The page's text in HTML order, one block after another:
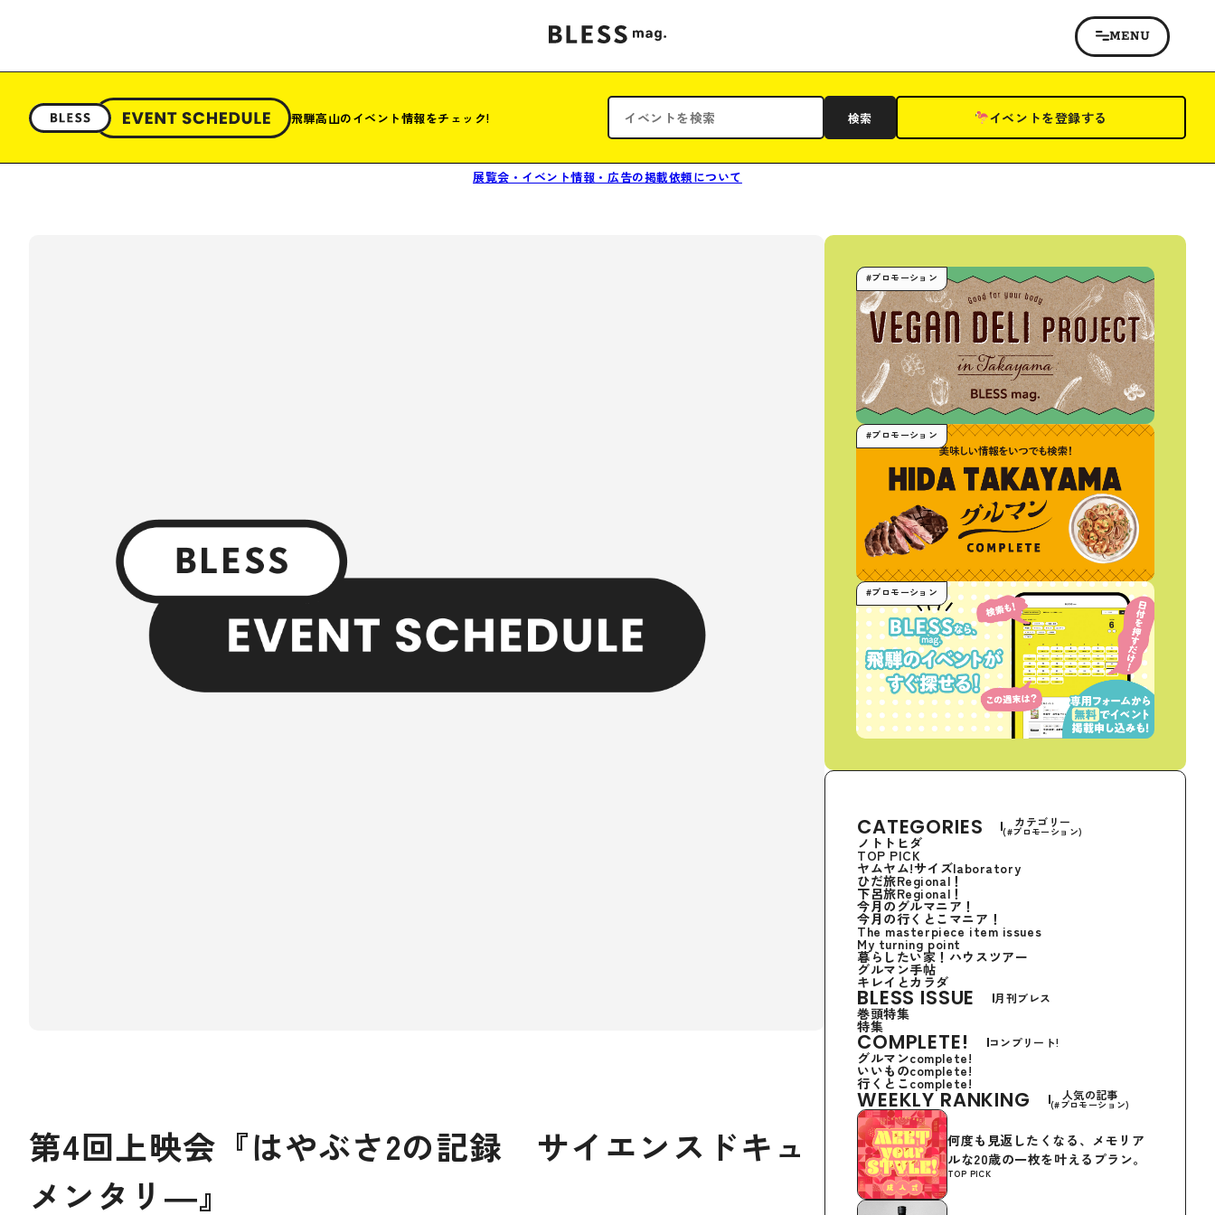
飛騨高山のイベント情報をチェック! 検索 イベントを登録する
展覧会・イベント情報・広告の掲載依頼について
第4回上映会『はやぶさ2の記録 サイエンスドキュ
メンタリ―』
#プロモーション
#プロモーション
#プロモーション
CATEGORIES カテゴリー
(#プロモーション)
ノトトヒダ
TOP PICK
ヤムヤム!サイズlaboratory
ひだ旅Regional！
下呂旅Regional！
今月のグルマニア！
今月の行くとこマニア！
The masterpiece item issues
My turning point
暮らしたい家！ハウスツアー
グルマン手帖
キレイとカラダ
BLESS ISSUE 月刊ブレス
巻頭特集
特集
COMPLETE! コンプリート!
グルマンcomplete!
いいものcomplete!
行くとこcomplete!
WEEKLY RANKING 人気の記事
(#プロモーション)
TOP PICK
何度も見返したくなる、メモリア
ルな20歳の一枚を叶えるプラン。